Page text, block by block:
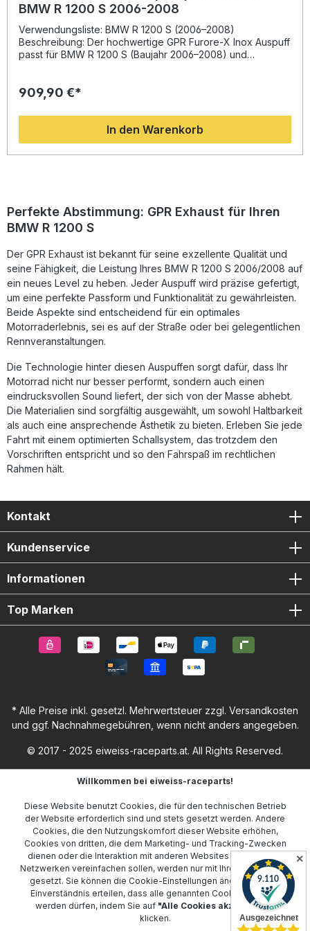
BMW R 1200 S 2006-2008
Verwendungsliste: BMW R 1200 S (2006–2008)
Beschreibung: Der hochwertige GPR Furore-X Inox Auspuff
passt für BMW R 1200 S (Baujahr 2006–2008) und
langjährigen MotoGP-Erfahrung von GPR, sorgt dieser Slip-
und Leistung und reduziert gleichzeitig das Gewicht im
Vergleich zur Serienanlage. Durch die mitgelieferten,
herausnehmbaren db-Killer genießen Sie einen sportlichen,
aber straßenzugelassenen Sound. Der aus Edelstahl
Qualität und Optik legen. Die Installation erfolgt Plug & Play,
alle benötigten fahrzeugspezifischen Halterungen und
Verbindungselemente sind im Lieferumfang enthalten.
Straßenzulassung Spürbare Leistungssteigerung und
Gewichtsreduktion gegenüber der Serie Herausnehmbare
db-Killer für variablen Sound Einfache Montage durch
Plug-&-Play-Prinzip Hergestellt in Italien – hohe GPR
Qualität Lieferumfang: Auspuffanlage GPR Furore-X Inox
(Dual Slip-On) Herausnehmbare db-Killer
Verbindungsrohre (Link Pipes) Fahrzeugspezifische
Halterungen Montagezubehör
909,90 €*
In den Warenkorb
Perfekte Abstimmung: GPR Exhaust für Ihren
BMW R 1200 S
Der GPR Exhaust ist bekannt für seine exzellente Qualität und
seine Fähigkeit, die Leistung Ihres BMW R 1200 S 2006/2008 auf
ein neues Level zu heben. Jeder Auspuff wird präzise gefertigt,
um eine perfekte Passform und Funktionalität zu gewährleisten.
Beide Aspekte sind entscheidend für ein optimales
Motorraderlebnis, sei es auf der Straße oder bei gelegentlichen
Rennveranstaltungen.
Die Technologie hinter diesen Auspuffen sorgt dafür, dass Ihr
Motorrad nicht nur besser performt, sondern auch einen
eindrucksvollen Sound liefert, der sich von der Masse abhebt.
Die Materialien sind sorgfältig ausgewählt, um sowohl Haltbarkeit
als auch eine ansprechende Ästhetik zu bieten. Erleben Sie jede
Fahrt mit einem optimierten Schallsystem, das trotzdem den
Vorschriften entspricht und so den Fahrspaß im rechtlichen
Rahmen hält.
Kontakt
Kundenservice
Informationen
Top Marken
* Alle Preise inkl. gesetzl. Mehrwertsteuer zzgl. Versandkosten
und ggf. Nachnahmegebühren, wenn nicht anders angegeben.
© 2017 - 2025 eiweiss-raceparts.at. All Rights Reserved.
Willkommen bei eiweiss-raceparts!
Diese Website benutzt Cookies, die für den technischen Betrieb
der Website erforderlich sind und stets gesetzt werden. Andere
Cookies, die den Nutzungskomfort dieser Website erhöhen,
Cookies von dritten, die dem Marketing- und Tracking-Zwecken
dienen oder die Interaktion mit anderen Websites und sozialen
Netzwerken vereinfachen sollen, werden nur mit Ihrer Zustimmung
gesetzt. Sie können die Cookie-Einstellungen ändern oder Ihr
Einverständnis erteilen, dass alle genannten Cookies gesetzt
werden dürfen, indem Sie auf "Alle Cookies akzeptieren"
klicken.
✕